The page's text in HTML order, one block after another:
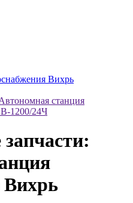
Вихрь
станция
1200/24Ч
Вихрь